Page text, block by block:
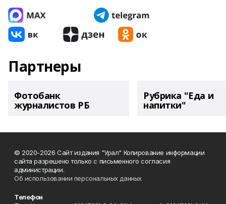
Партнеры
Фотобанк
журналистов РБ
Рубрика "Еда и
напитки"
© 2020-2026 Сайт издания "Урал" Копирование информации
сайта разрешено только с письменного согласия
администрации.
Об использовании персональных данных
Телефон